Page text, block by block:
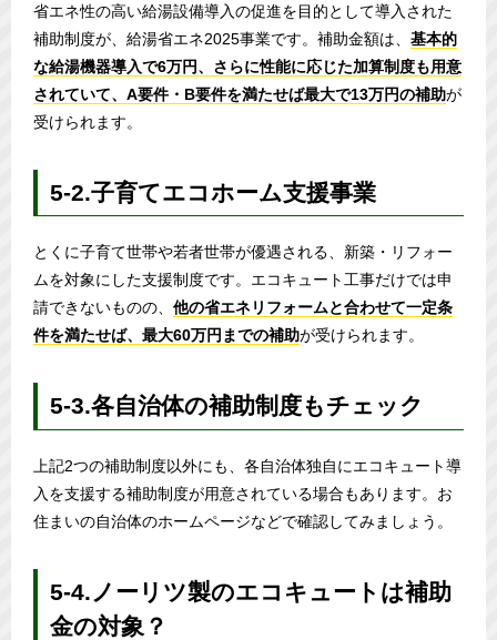
省エネ性の高い給湯設備導入の促進を目的として導入された
補助制度が、給湯省エネ2025事業です。補助金額は、 基本的
な給湯機器導入で6万円、さらに性能に応じた加算制度も用意
されていて、A要件・B要件を満たせば最大で13万円の補助が
受けられます。
5-2.子育てエコホーム支援事業
とくに子育て世帯や若者世帯が優遇される、新築・リフォー
ムを対象にした支援制度です。エコキュート工事だけでは申
請できないものの、 他の省エネリフォームと合わせて一定条
件を満たせば、最大60万円までの補助が受けられます。
5-3.各自治体の補助制度もチェック
上記2つの補助制度以外にも、各自治体独自にエコキュート導
入を支援する補助制度が用意されている場合もあります。お
住まいの自治体のホームページなどで確認してみましょう。
5-4.ノーリツ製のエコキュートは補助
金の対象？